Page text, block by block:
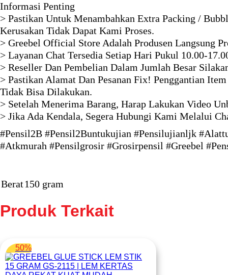
Informasi Penting
> Pastikan Untuk Menambahkan Extra Packing /
Kerusakan Tidak Dapat Kami Proses.
> Greebel Official Store Adalah Produsen Langsung
> Layanan Chat Tersedia Setiap Hari Pukul 10.00-
> Reseller Dan Pembelian Dalam Jumlah Besar
> Pastikan Alamat Dan Pesanan Fix! Penggantian
Tidak Bisa Dilakukan.
> Setelah Menerima Barang, Harap Lakukan Video
> Jika Ada Kendala, Segera Hubungi Kami Melalui
#Pensil2B #Pensil2Buntukujian #Pensilujianljk
#Atkmurah #Pensilgrosir #Grosirpensil #Greebel
Berat150 gram
Produk Terkait
50%